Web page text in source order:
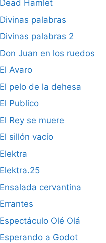
Dead Hamlet
Divinas palabras
Divinas palabras 2
Don Juan en los ruedos
El Avaro
El pelo de la dehesa
El Publico
El Rey se muere
El sillón vacío
Elektra
Elektra.25
Ensalada cervantina
Errantes
Espectáculo Olé Olá
Esperando a Godot